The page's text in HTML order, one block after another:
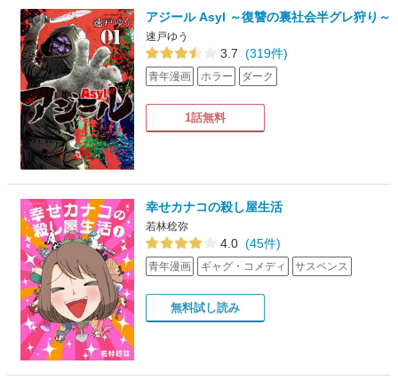
アジール Asyl ～復讐の裏社会半グレ狩り～
速戸ゆう
3.7 (319件)
青年漫画 ホラー ダーク
1話無料
幸せカナコの殺し屋生活
若林稔弥
4.0 (45件)
青年漫画 ギャグ・コメディ サスペンス
無料試し読み